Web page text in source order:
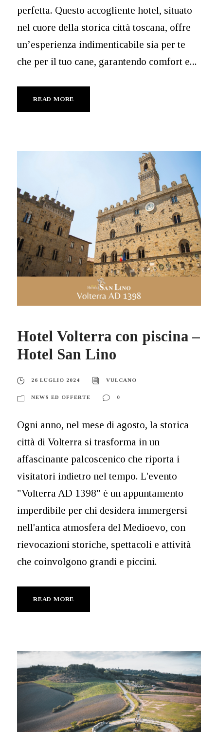
perfetta. Questo accogliente hotel, situato
nel cuore della storica città toscana, offre
un’esperienza indimenticabile sia per te
che per il tuo cane, garantendo comfort e...
READ MORE
Hotel Volterra con piscina –
Hotel San Lino
26 LUGLIO 2024 VULCANO
NEWS ED OFFERTE 0
Ogni anno, nel mese di agosto, la storica
città di Volterra si trasforma in un
affascinante palcoscenico che riporta i
visitatori indietro nel tempo. L'evento
"Volterra AD 1398" è un appuntamento
imperdibile per chi desidera immergersi
nell'antica atmosfera del Medioevo, con
rievocazioni storiche, spettacoli e attività
che coinvolgono grandi e piccini.
READ MORE